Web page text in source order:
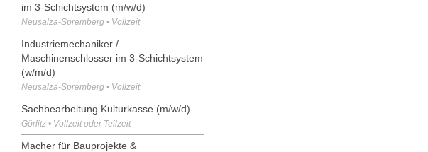
im 3-Schichtsystem (m/w/d)
Neusalza-Spremberg • Vollzeit
Industriemechaniker /
Maschinenschlosser im 3-Schichtsystem
(w/m/d)
Neusalza-Spremberg • Vollzeit
Sachbearbeitung Kulturkasse (m/w/d)
Görlitz • Vollzeit oder Teilzeit
Macher für Bauprojekte &